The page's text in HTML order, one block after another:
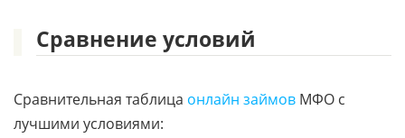
Сравнение условий
Сравнительная таблица онлайн займов МФО с
лучшими условиями: